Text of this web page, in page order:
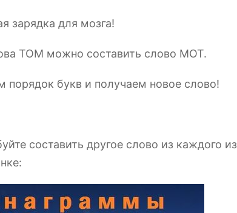
зарядка для мозга!
ТОМ можно составить слово МОТ.
порядок букв и получаем новое слово!
составить другое слово из каждого из